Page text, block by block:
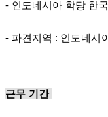
- 인도네시아 학당 한
- 파견지역 : 인도네시
근무 기간